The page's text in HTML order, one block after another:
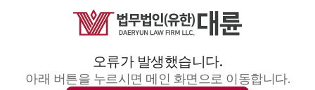
오류가 발생했습니다.
아래 버튼을 누르시면 메인 화면으로 이동합니다.